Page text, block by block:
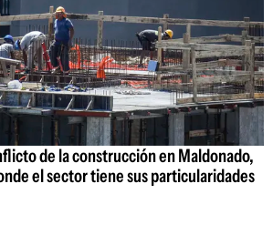
de la construcción en Maldonado,
el sector tiene sus particularidades